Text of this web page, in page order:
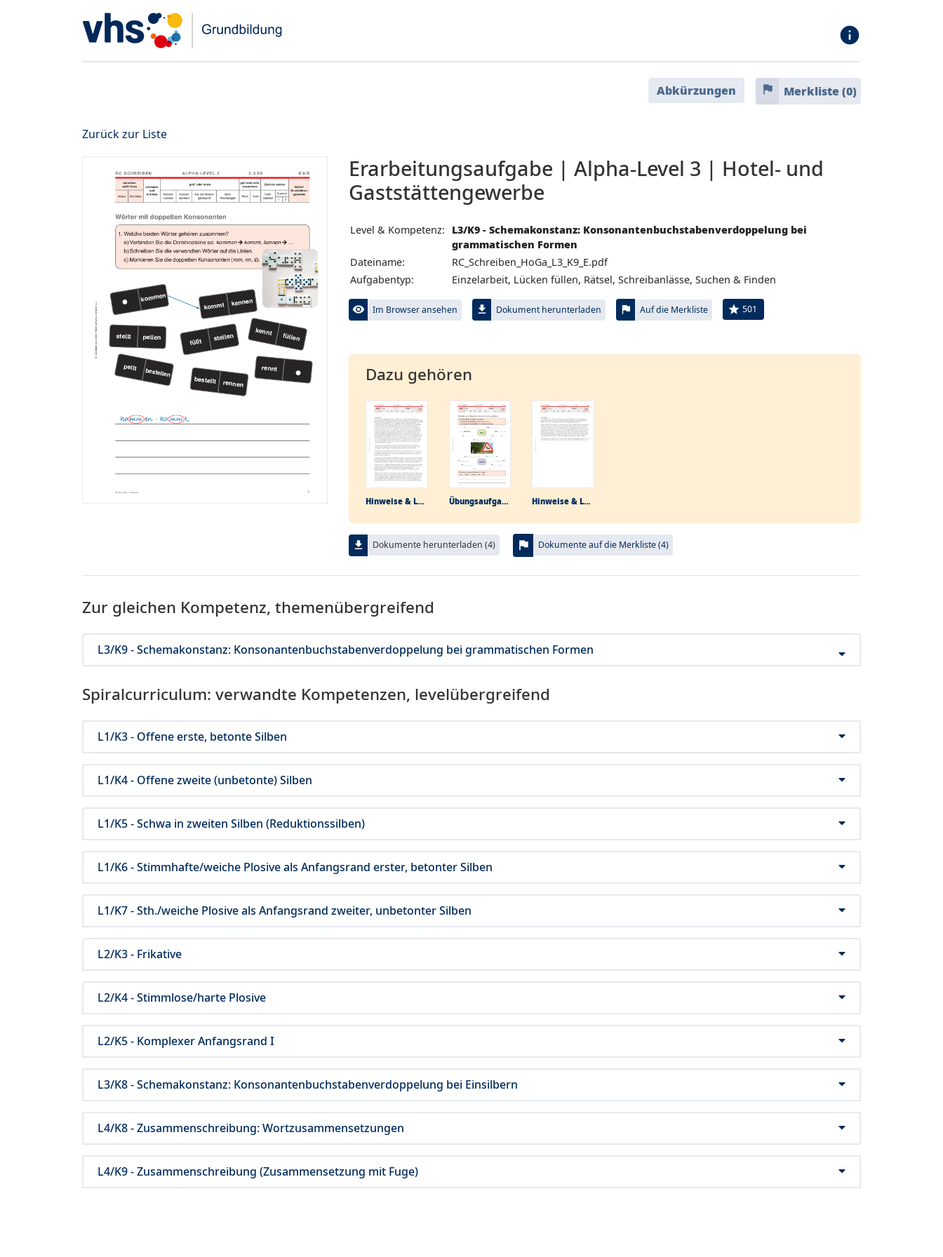
info
Abkürzungen flag Merkliste (0)
Zurück zur Liste
Erarbeitungs­aufgabe | Alpha-Level 3 | Hotel- und
Gaststättengewerbe
Level & Kompetenz:
L3/K9 - Schemakonstanz: Konsonantenbuchstabenverdoppelung bei
grammatischen Formen
Dateiname:
RC_Schreiben_HoGa_L3_K9_E.pdf
Aufgabentyp:
Einzelarbeit, Lücken füllen, Rätsel, Schreibanlässe, Suchen & Finden
visibility Im Browser ansehen file_download Dokument herunterladen flag Auf die Merkliste star 501
Dazu gehören
Hinweise & Lösungen Übungs­aufgabe Hinweise & Lösungen
file_download Dokumente herunterladen (4) flag Dokumente auf die Merkliste (4)
Zur gleichen Kompetenz, themenübergreifend
L3/K9 - Schemakonstanz: Konsonantenbuchstabenverdoppelung bei grammatischen Formen
Spiralcurriculum: verwandte Kompetenzen, levelübergreifend
L1/K3 - Offene erste, betonte Silben
L1/K4 - Offene zweite (unbetonte) Silben
L1/K5 - Schwa in zweiten Silben (Reduktionssilben)
L1/K6 - Stimmhafte/weiche Plosive als Anfangsrand erster, betonter Silben
L1/K7 - Sth./weiche Plosive als Anfangsrand zweiter, unbetonter Silben
L2/K3 - Frikative
L2/K4 - Stimmlose/harte Plosive
L2/K5 - Komplexer Anfangsrand I
L3/K8 - Schemakonstanz: Konsonantenbuchstabenverdoppelung bei Einsilbern
L4/K8 - Zusammenschreibung: Wortzusammensetzungen
L4/K9 - Zusammenschreibung (Zusammensetzung mit Fuge)